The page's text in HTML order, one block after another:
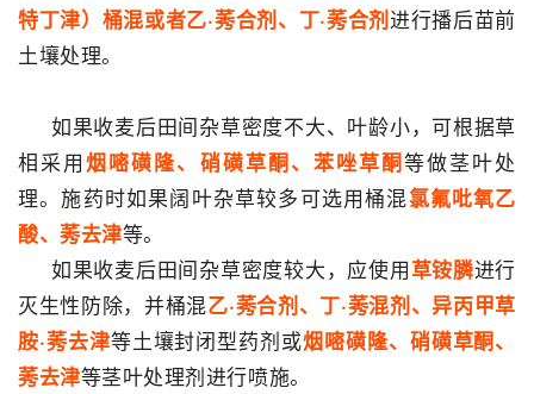
特丁津）桶混或者乙·莠合剂、丁·莠合剂进行播后苗前
土壤处理。
如果收麦后田间杂草密度不大、叶龄小，可根据草
相采用烟嘧磺隆、硝磺草酮、苯唑草酮等做茎叶处
理。施药时如果阔叶杂草较多可选用桶混氯氟吡氧乙
酸、莠去津等。
如果收麦后田间杂草密度较大，应使用草铵膦进行
灭生性防除，并桶混乙·莠合剂、丁·莠混剂、异丙甲草
胺·莠去津等土壤封闭型药剂或烟嘧磺隆、硝磺草酮、
莠去津等茎叶处理剂进行喷施。